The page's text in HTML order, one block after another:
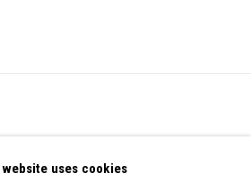
PAR ELISABETH KLIMOFF
uses cookies